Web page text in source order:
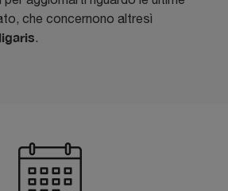
che concernono altresì
.